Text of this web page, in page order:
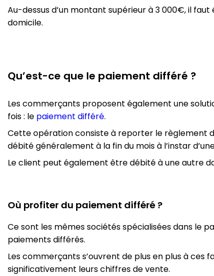
Au-dessus d’un montant supérieur à 3 000€, il
domicile.
Qu’est-ce que le paiement différé ?
Les commerçants proposent également une
fois : le paiement différé.
Cette opération consiste à reporter le règlement
débité généralement à la fin du mois à l’instar
Le client peut également être débité à une autre
Où profiter du paiement différé ?
Ce sont les mêmes sociétés spécialisées dans le
paiements différés.
Les commerçants s’ouvrent de plus en plus à ces
significativement leurs chiffres de vente.